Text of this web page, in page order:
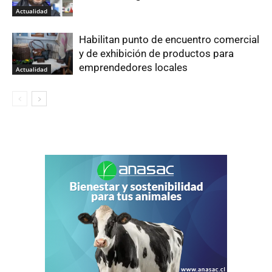
Actualidad
Actualidad
Habilitan punto de encuentro comercial
y de exhibición de productos para
emprendedores locales